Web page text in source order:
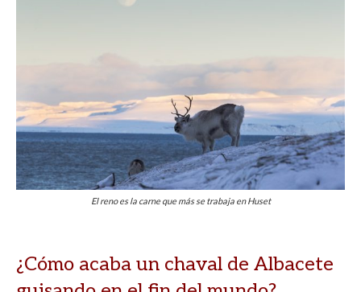
El reno es la carne que más se trabaja en Huset
¿Cómo acaba un chaval de Albacete